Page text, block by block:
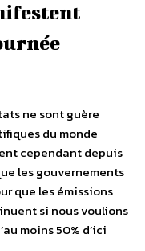
ne sont guère
du monde
cependant depuis
les gouvernements
que les émissions
si nous voulions
moins 50% d’ici